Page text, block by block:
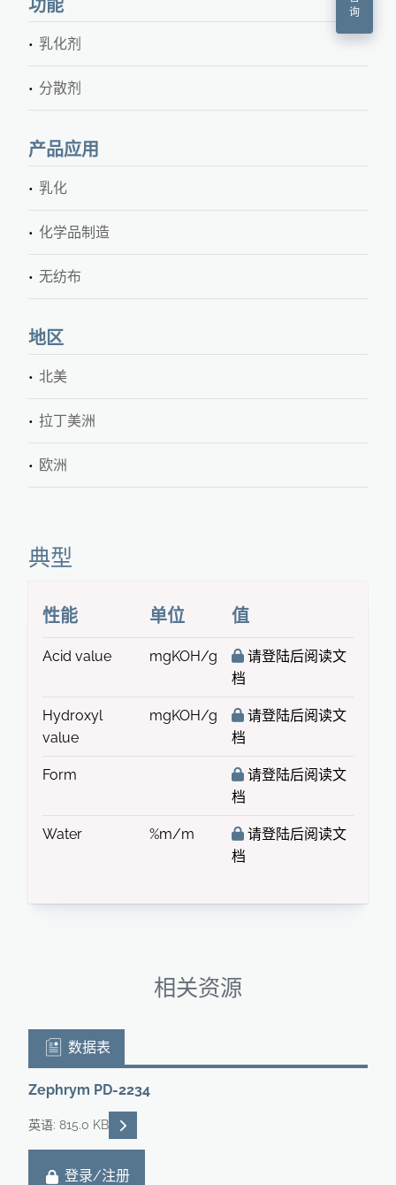
功能
乳化剂
分散剂
产品应用
乳化
化学品制造
无纺布
地区
北美
拉丁美洲
欧洲
典型
性能 单位 值
Acid value mgKOH/g
请登陆后阅读文
档
Hydroxyl
value
mgKOH/g
请登陆后阅读文
档
Form
请登陆后阅读文
档
Water %m/m
请登陆后阅读文
档
相关资源
数据表
Zephrym PD-2234
英语: 815.0 KB READ DESCRIPTIONS
登录/注册
询